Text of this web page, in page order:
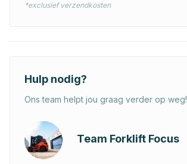
*exclusief verzendkosten
Hulp nodig?
Ons team helpt jou graag verder op weg!
Team Forklift Focus